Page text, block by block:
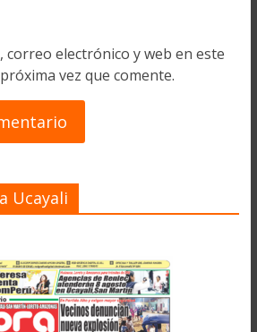
correo electrónico y web en este
vez que comente.
Ucayali